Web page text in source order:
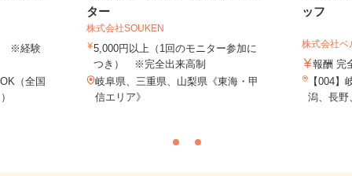
※経験
（全国
ター
株式会社SOUKEN
5,000円以上（1回のモニター参加に
つき） ※完全出来高制
岐阜県、三重県、山梨県《東海・甲
信エリア》
ッフ
株式会社ベ
報酬 完
【004】
潟、長野